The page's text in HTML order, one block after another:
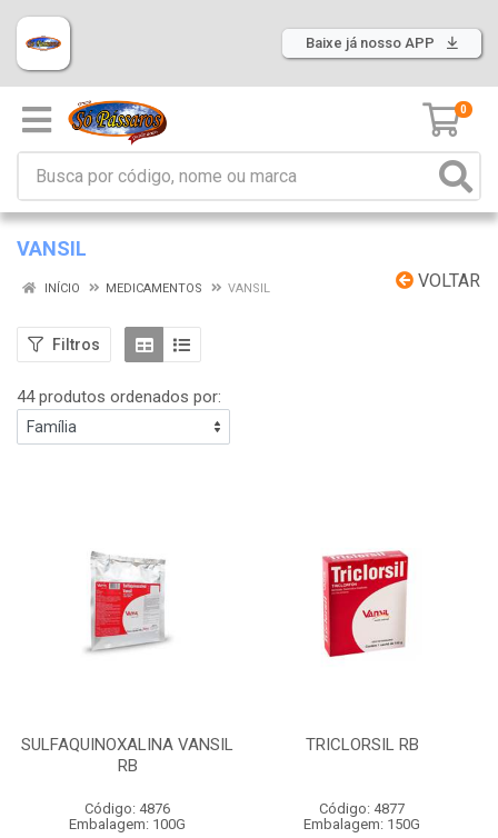
Baixe já nosso APP
0
VANSIL
VOLTAR
INÍCIO MEDICAMENTOS VANSIL
Filtros
44 produtos ordenados por:
SULFAQUINOXALINA VANSIL
RB
Código: 4876
Embalagem: 100G
TRICLORSIL RB
Código: 4877
Embalagem: 150G